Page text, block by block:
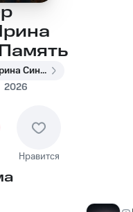
Каспер Говорит, Ирина Синицкая
2026
Нравится